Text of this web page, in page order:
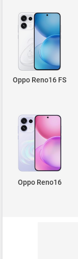
Oppo Reno16 FS
Oppo Reno16